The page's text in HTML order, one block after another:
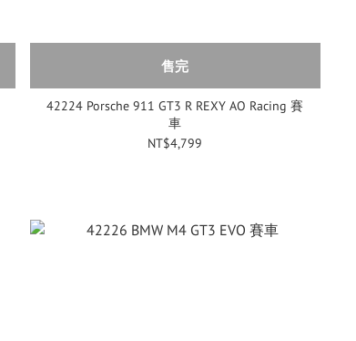
售完
42224 Porsche 911 GT3 R REXY AO Racing 賽
車
NT$4,799